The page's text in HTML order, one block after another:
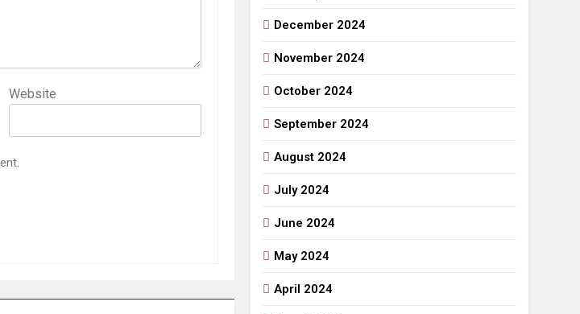
Website
December 2024
November 2024
October 2024
September 2024
August 2024
July 2024
June 2024
May 2024
April 2024